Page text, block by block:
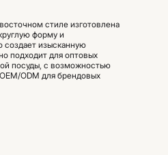
стиле изготовлена
форму и
создает изысканную
подходит для оптовых
посуды, с возможностью
ODM для брендовых